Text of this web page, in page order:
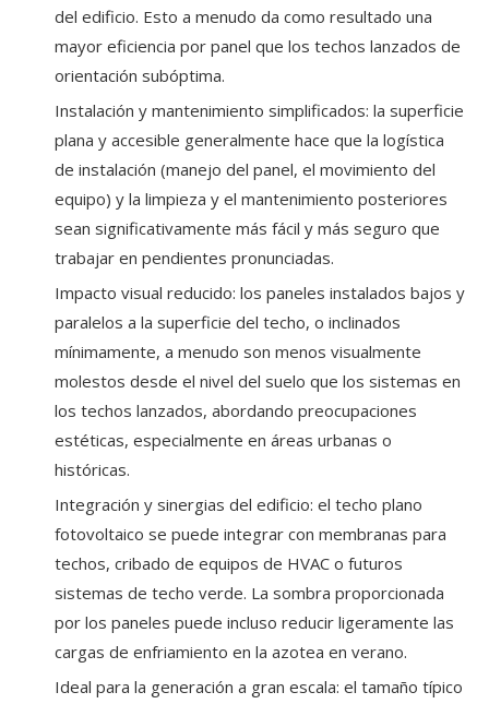
del edificio. Esto a menudo da como resultado una
mayor eficiencia por panel que los techos lanzados de
orientación subóptima.
Instalación y mantenimiento simplificados: la superficie
plana y accesible generalmente hace que la logística
de instalación (manejo del panel, el movimiento del
equipo) y la limpieza y el mantenimiento posteriores
sean significativamente más fácil y más seguro que
trabajar en pendientes pronunciadas.
Impacto visual reducido: los paneles instalados bajos y
paralelos a la superficie del techo, o inclinados
mínimamente, a menudo son menos visualmente
molestos desde el nivel del suelo que los sistemas en
los techos lanzados, abordando preocupaciones
estéticas, especialmente en áreas urbanas o
históricas.
Integración y sinergias del edificio: el techo plano
fotovoltaico se puede integrar con membranas para
techos, cribado de equipos de HVAC o futuros
sistemas de techo verde. La sombra proporcionada
por los paneles puede incluso reducir ligeramente las
cargas de enfriamiento en la azotea en verano.
Ideal para la generación a gran escala: el tamaño típico